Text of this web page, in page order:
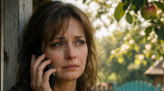
#жизнь Жизнь #здоровье здоровье
#организм организм память
польза #правильноепитание